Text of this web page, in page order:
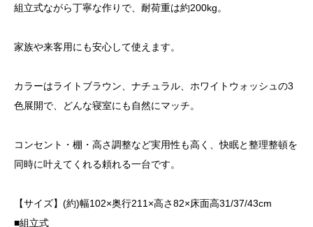
組立式ながら丁寧な作りで、耐荷重は約200kg。
家族や来客用にも安心して使えます。
カラーはライトブラウン、ナチュラル、ホワイトウォッシュの3
色展開で、どんな寝室にも自然にマッチ。
コンセント・棚・高さ調整など実用性も高く、快眠と整理整頓を
同時に叶えてくれる頼れる一台です。
【サイズ】(約)幅102×奥行211×高さ82×床面高31/37/43cm
■組立式